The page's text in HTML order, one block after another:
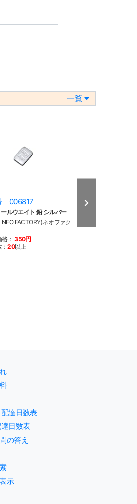
一覧
006817
ルウエイト 鉛 シルバー
FACTORY(ネオファク
： 350円
：20以上
ブランド：NEO
達日数表
日数表
の答え
示